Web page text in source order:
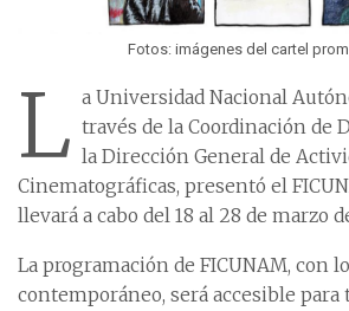
Fotos: imágenes del cartel
L a Universidad Nacional
través de la Coordinación de
la Dirección General de
Cinematográficas, presentó el
llevará a cabo del 18 al 28 de marzo
La programación de FICUNAM, con
contemporáneo, será accesible para